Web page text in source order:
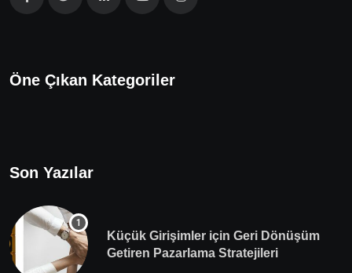
Öne Çıkan Kategoriler
Son Yazılar
Küçük Girişimler için Geri Dönüşüm
Getiren Pazarlama Stratejileri